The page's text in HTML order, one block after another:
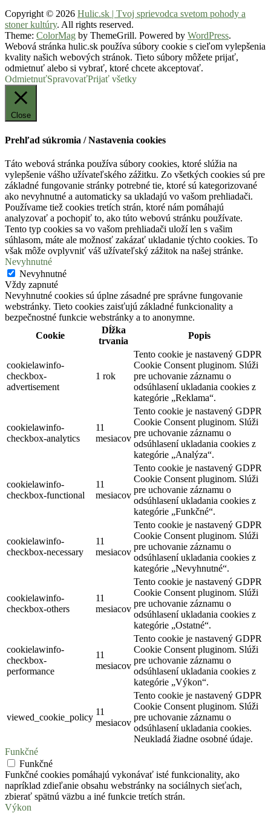
Copyright © 2026 Hulic.sk | Tvoj sprievodca svetom pohody a
stoner kultúry. All rights reserved.
Theme: ColorMag by ThemeGrill. Powered by WordPress.
Webová stránka hulic.sk používa súbory cookie s cieľom vylepšenia
kvality našich webových stránok. Tieto súbory môžete prijať,
odmietnuť alebo si vybrať, ktoré chcete akceptovať.
OdmietnuťSpravovaťPrijať všetky
Close
Prehľad súkromia / Nastavenia cookies
Táto webová stránka používa súbory cookies, ktoré slúžia na
vylepšenie vášho užívateľského zážitku. Zo všetkých cookies sú pre
základné fungovanie stránky potrebné tie, ktoré sú kategorizované
ako nevyhnutné a automaticky sa ukladajú vo vašom prehliadači.
Používame tiež cookies tretích strán, ktoré nám pomáhajú
analyzovať a pochopiť to, ako túto webovú stránku používate.
Tento typ cookies sa vo vašom prehliadači uloží len s vašim
súhlasom, máte ale možnosť zakázať ukladanie týchto cookies. To
však môže ovplyvniť váš užívateľský zážitok na našej stránke.
Nevyhnutné
Nevyhnutné
Vždy zapnuté
Nevyhnutné cookies sú úplne zásadné pre správne fungovanie
webstránky. Tieto cookies zaisťujú základné funkcionality a
bezpečnostné funkcie webstránky a to anonymne.
Cookie
Dĺžka
trvania
Popis
cookielawinfo-
checkbox-
advertisement
1 rok
Tento cookie je nastavený GDPR
Cookie Consent pluginom. Slúži
pre uchovanie záznamu o
odsúhlasení ukladania cookies z
kategórie „Reklama“.
cookielawinfo-
checkbox-analytics
11
mesiacov
Tento cookie je nastavený GDPR
Cookie Consent pluginom. Slúži
pre uchovanie záznamu o
odsúhlasení ukladania cookies z
kategórie „Analýza“.
cookielawinfo-
checkbox-functional
11
mesiacov
Tento cookie je nastavený GDPR
Cookie Consent pluginom. Slúži
pre uchovanie záznamu o
odsúhlasení ukladania cookies z
kategórie „Funkčné“.
cookielawinfo-
checkbox-necessary
11
mesiacov
Tento cookie je nastavený GDPR
Cookie Consent pluginom. Slúži
pre uchovanie záznamu o
odsúhlasení ukladania cookies z
kategórie „Nevyhnutné“.
cookielawinfo-
checkbox-others
11
mesiacov
Tento cookie je nastavený GDPR
Cookie Consent pluginom. Slúži
pre uchovanie záznamu o
odsúhlasení ukladania cookies z
kategórie „Ostatné“.
cookielawinfo-
checkbox-
performance
11
mesiacov
Tento cookie je nastavený GDPR
Cookie Consent pluginom. Slúži
pre uchovanie záznamu o
odsúhlasení ukladania cookies z
kategórie „Výkon“.
viewed_cookie_policy
11
mesiacov
Tento cookie je nastavený GDPR
Cookie Consent pluginom. Slúži
pre uchovanie záznamu o
odsúhlasení ukladania cookies.
Neukladá žiadne osobné údaje.
Funkčné
Funkčné
Funkčné cookies pomáhajú vykonávať isté funkcionality, ako
napríklad zdieľanie obsahu webstránky na sociálnych sieťach,
zbierať spätnú väzbu a iné funkcie tretích strán.
Výkon